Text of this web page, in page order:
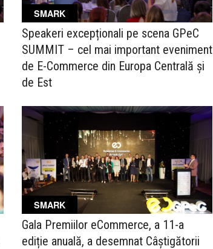
SMARK
Speakeri excepționali pe scena GPeC
SUMMIT – cel mai important eveniment
de E-Commerce din Europa Centrală și
de Est
SMARK
Gala Premiilor eCommerce, a 11-a
ediție anuală, a desemnat Câștigătorii